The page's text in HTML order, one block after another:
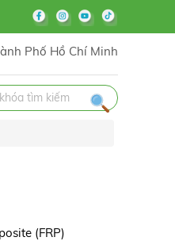
Phố Hồ Chí Minh
(FRP)